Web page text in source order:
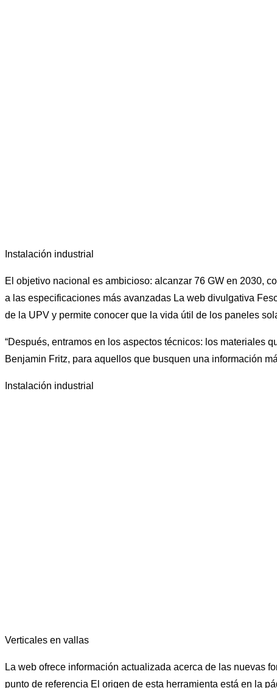
Instalación industrial
El objetivo nacional es ambicioso: alcanzar 76 GW en 2030,
a las especificaciones más avanzadas La web divulgativa
de la UPV y permite conocer que la vida útil de los paneles
“Después, entramos en los aspectos técnicos: los materiales
Benjamin Fritz, para aquellos que busquen una información
Instalación industrial
Verticales en vallas
La web ofrece información actualizada acerca de las nuevas
punto de referencia El origen de esta herramienta está en la